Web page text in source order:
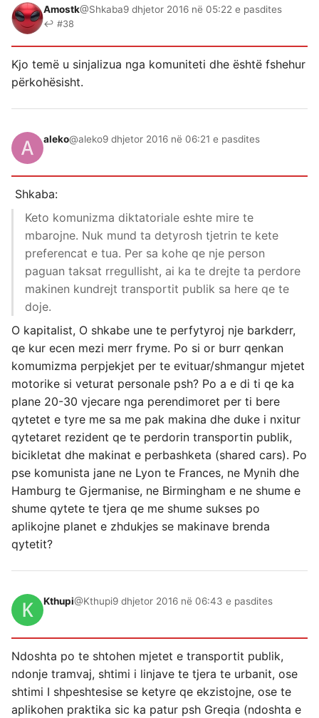
Amostk@Shkaba9 dhjetor 2016 në 05:22 e pasdites
↩ #38
Kjo temë u sinjalizua nga komuniteti dhe është fshehur
përkohësisht.
aleko@aleko9 dhjetor 2016 në 06:21 e pasdites
Shkaba:
Keto komunizma diktatoriale eshte mire te
mbarojne. Nuk mund ta detyrosh tjetrin te kete
preferencat e tua. Per sa kohe qe nje person
paguan taksat rregullisht, ai ka te drejte ta perdore
makinen kundrejt transportit publik sa here qe te
doje.
O kapitalist, O shkabe une te perfytyroj nje barkderr,
qe kur ecen mezi merr fryme. Po si or burr qenkan
komumizma perpjekjet per te evituar/shmangur mjetet
motorike si veturat personale psh? Po a e di ti qe ka
plane 20-30 vjecare nga perendimoret per ti bere
qytetet e tyre me sa me pak makina dhe duke i nxitur
qytetaret rezident qe te perdorin transportin publik,
bicikletat dhe makinat e perbashketa (shared cars). Po
pse komunista jane ne Lyon te Frances, ne Mynih dhe
Hamburg te Gjermanise, ne Birmingham e ne shume e
shume qytete te tjera qe me shume sukses po
aplikojne planet e zhdukjes se makinave brenda
qytetit?
Kthupi@Kthupi9 dhjetor 2016 në 06:43 e pasdites
Ndoshta po te shtohen mjetet e transportit publik,
ndonje tramvaj, shtimi i linjave te tjera te urbanit, ose
shtimi I shpeshtesise se ketyre qe ekzistojne, ose te
aplikohen praktika sic ka patur psh Greqia (ndoshta e